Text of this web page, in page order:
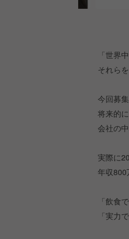
「世界
それら
今回募
将来的
会社の
実際に
年収800
「飲食
「実力